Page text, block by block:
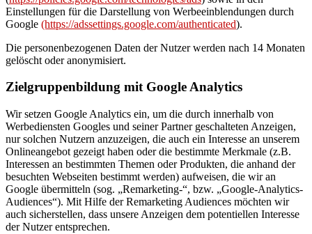
Einstellungen für die Darstellung von Werbeeinblendungen durch
Google (https://adssettings.google.com/authenticated).
Die personenbezogenen Daten der Nutzer werden nach 14 Monaten
gelöscht oder anonymisiert.
Zielgruppenbildung mit Google Analytics
Wir setzen Google Analytics ein, um die durch innerhalb von
Werbediensten Googles und seiner Partner geschalteten Anzeigen,
nur solchen Nutzern anzuzeigen, die auch ein Interesse an unserem
Onlineangebot gezeigt haben oder die bestimmte Merkmale (z.B.
Interessen an bestimmten Themen oder Produkten, die anhand der
besuchten Webseiten bestimmt werden) aufweisen, die wir an
Google übermitteln (sog. „Remarketing-“, bzw. „Google-Analytics-
Audiences“). Mit Hilfe der Remarketing Audiences möchten wir
auch sicherstellen, dass unsere Anzeigen dem potentiellen Interesse
der Nutzer entsprechen.